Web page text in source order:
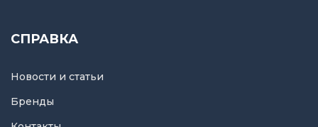
СПРАВКА
Новости и статьи
Бренды